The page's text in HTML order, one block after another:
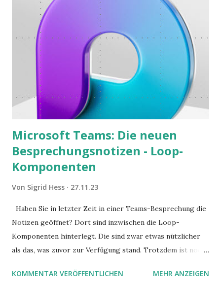
Microsoft Teams: Die neuen
Besprechungsnotizen - Loop-
Komponenten
Von Sigrid Hess 27.11.23
Haben Sie in letzter Zeit in einer Teams-Besprechung die
Notizen geöffnet? Dort sind inzwischen die Loop-
Komponenten hinterlegt. Die sind zwar etwas nützlicher
als das, was zuvor zur Verfügung stand. Trotzdem ist noch
Stolperfallen. Hier ein erster, kritischer Blick auf das was
KOMMENTAR VERÖFFENTLICHEN MEHR ANZEIGEN